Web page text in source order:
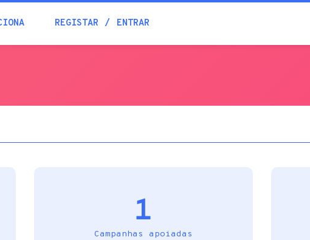
REGISTAR ENTRAR
1
Campanhas apoiadas